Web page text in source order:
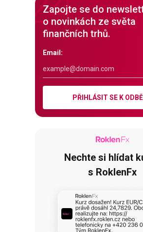
Zapojte se do
o novinkách ze světa
finančních trhů.
Email:
PŘIHLÁSIT SE K
Nechte si hlídat
s RoklenFx